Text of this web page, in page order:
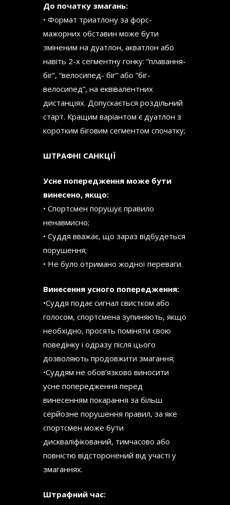
До початку змагань:
• Формат триатлону за форс-
мажорних обставин може бути
зміненим на дуатлон, акватлон або
навіть 2-х сегментну гонку: “плавання-
біг”, “велосипед- біг” або “біг-
велосипед”, на еквівалентних
дистанціях. Допускається роздільний
старт. Кращим варіантом є дуатлон з
коротким біговим сегментом спочатку;
ШТРАФНІ САНКЦІЇ
Усне попередження може бути
винесено, якщо:
• Спортсмен порушує правило
ненавмисно;
• Суддя вважає, що зараз відбудеться
порушення;
• Не було отримано жодної переваги.
Винесення усного попередження:
•Суддя подає сигнал свистком або
голосом, спортсмена зупиняють, якщо
необхідно, просять поміняти свою
поведінку і одразу після цього
дозволяють продовжити змагання;
•Суддям не обов’язково виносити
усне попередження перед
винесенням покарання за більш
серйозне порушення правил, за яке
спортсмен може бути
дискваліфікований, тимчасово або
повністю відсторонений від участі у
змаганнях.
Штрафний час: